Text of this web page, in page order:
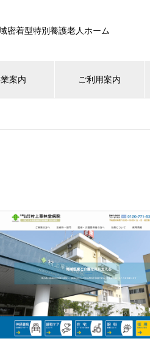
密着型特別養護老人ホーム
案内 ご利用案内